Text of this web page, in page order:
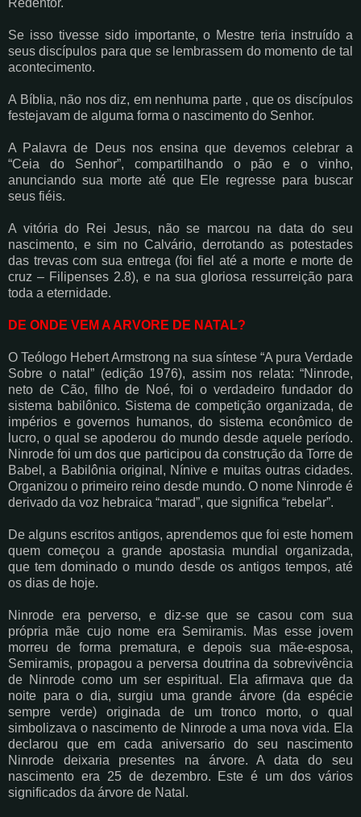
Redentor.
Se isso tivesse sido importante, o Mestre teria instruído a
seus discípulos para que se lembrassem do momento de tal
acontecimento.
A Bíblia, não nos diz, em nenhuma parte , que os discípulos
festejavam de alguma forma o nascimento do Senhor.
A Palavra de Deus nos ensina que devemos celebrar a
“Ceia do Senhor”, compartilhando o pão e o vinho,
anunciando sua morte até que Ele regresse para buscar
seus fiéis.
A vitória do Rei Jesus, não se marcou na data do seu
nascimento, e sim no Calvário, derrotando as potestades
das trevas com sua entrega (foi fiel até a morte e morte de
cruz – Filipenses 2.8), e na sua gloriosa ressurreição para
toda a eternidade.
DE ONDE VEM A ARVORE DE NATAL?
O Teólogo Hebert Armstrong na sua síntese “A pura Verdade
Sobre o natal” (edição 1976), assim nos relata: “Ninrode,
neto de Cão, filho de Noé, foi o verdadeiro fundador do
sistema babilônico. Sistema de competição organizada, de
impérios e governos humanos, do sistema econômico de
lucro, o qual se apoderou do mundo desde aquele período.
Ninrode foi um dos que participou da construção da Torre de
Babel, a Babilônia original, Nínive e muitas outras cidades.
Organizou o primeiro reino desde mundo. O nome Ninrode é
derivado da voz hebraica “marad”, que significa “rebelar”.
De alguns escritos antigos, aprendemos que foi este homem
quem começou a grande apostasia mundial organizada,
que tem dominado o mundo desde os antigos tempos, até
os dias de hoje.
Ninrode era perverso, e diz-se que se casou com sua
própria mãe cujo nome era Semiramis. Mas esse jovem
morreu de forma prematura, e depois sua mãe-esposa,
Semiramis, propagou a perversa doutrina da sobrevivência
de Ninrode como um ser espiritual. Ela afirmava que da
noite para o dia, surgiu uma grande árvore (da espécie
sempre verde) originada de um tronco morto, o qual
simbolizava o nascimento de Ninrode a uma nova vida. Ela
declarou que em cada aniversario do seu nascimento
Ninrode deixaria presentes na árvore. A data do seu
nascimento era 25 de dezembro. Este é um dos vários
significados da árvore de Natal.